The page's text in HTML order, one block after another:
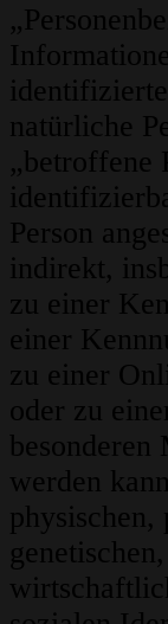
natürliche
„betroffene
Person
indirekt,
zu einer
einer
zu einer
oder zu
werden
physischen,